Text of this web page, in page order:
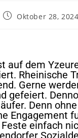
Oktober 28, 2024
auf dem
Rheinische
Gerne
gefeiert.
Denn
Engagement
einfach